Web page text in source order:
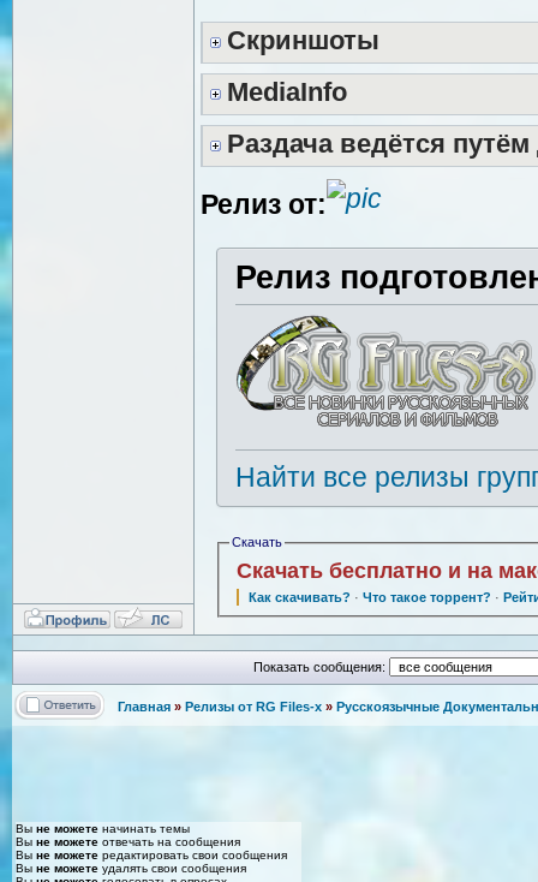
Скриншоты
MediaInfo
Раздача ведётся
Релиз от:
Релиз
Найти все релизы
Скачать
Скачать бесплатно и на
Как скачивать? · Что такое торрент? ·
Показать сообщения:
Главная » Релизы от RG Files-x » Русскоязычные
Вы не можете начинать темы
Вы не можете отвечать на сообщения
Вы не можете редактировать свои сообщения
Вы не можете удалять свои сообщения